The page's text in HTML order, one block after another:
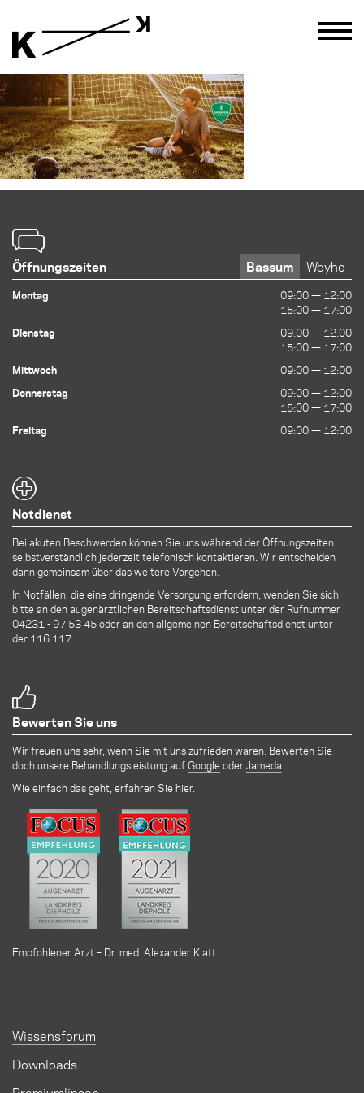
Öffnungszeiten Weyhe
Bassum
Montag
09:00 — 12:00
15:00 — 17:00
Dienstag
09:00 — 12:00
15:00 — 17:00
Mittwoch
09:00 — 12:00
Donnerstag
09:00 — 12:00
15:00 — 17:00
Freitag
09:00 — 12:00
Notdienst
Bei akuten Beschwerden können Sie uns während der Öffnungszeiten
selbstverständlich jederzeit telefonisch kontaktieren. Wir entscheiden
dann gemeinsam über das weitere Vorgehen.
In Notfällen, die eine dringende Versorgung erfordern, wenden Sie sich
bitte an den augenärztlichen Bereitschaftsdienst unter der Rufnummer
04231 - 97 53 45oder an den allgemeinen Bereitschaftsdienst unter
der 116 117.
Bewerten Sie uns
Wir freuen uns sehr, wenn Sie mit uns zufrieden waren. Bewerten Sie
doch unsere Behandlungsleistung aufGoogleoderJameda
Wie einfach das geht, erfahren Siehier.
Empfohlener Arzt – Dr. med. Alexander Klatt
Wissensforum
Downloads